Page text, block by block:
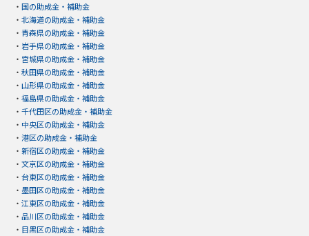
・ 国の助成金・補助金
・ 北海道の助成金・補助金
・ 青森県の助成金・補助金
・ 岩手県の助成金・補助金
・ 宮城県の助成金・補助金
・ 秋田県の助成金・補助金
・ 山形県の助成金・補助金
・ 福島県の助成金・補助金
・ 千代田区の助成金・補助金
・ 中央区の助成金・補助金
・ 港区の助成金・補助金
・ 新宿区の助成金・補助金
・ 文京区の助成金・補助金
・ 台東区の助成金・補助金
・ 墨田区の助成金・補助金
・ 江東区の助成金・補助金
・ 品川区の助成金・補助金
・ 目黒区の助成金・補助金